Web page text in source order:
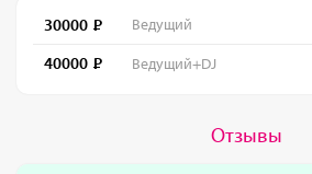
30000 Ведущий
40000 Ведущий+DJ
Отзывы